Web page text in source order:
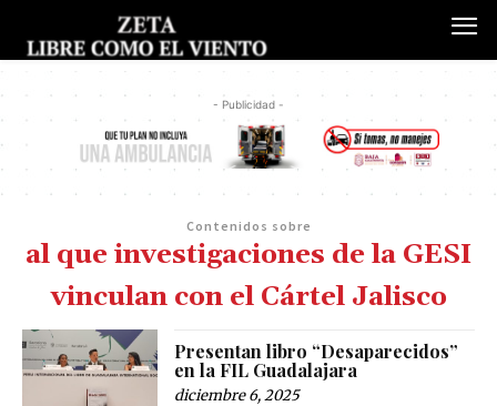
- Publicidad -
Contenidos sobre
al que investigaciones de la GESI
vinculan con el Cártel Jalisco
Presentan libro “Desaparecidos”
en la FIL Guadalajara
diciembre 6, 2025